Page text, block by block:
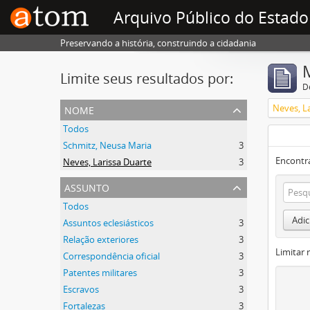
Arquivo Público do
Preservando a história, construindo a cidadania
Limite seus resultados por:
nome
Todos
Schmitz, Neusa Maria
3
Neves, Larissa Duarte
3
assunto
Todos
Assuntos eclesiásticos
3
Relação exteriores
3
Correspondência oficial
3
Patentes militares
3
Escravos
3
Fortalezas
3
Neves,
Limitar